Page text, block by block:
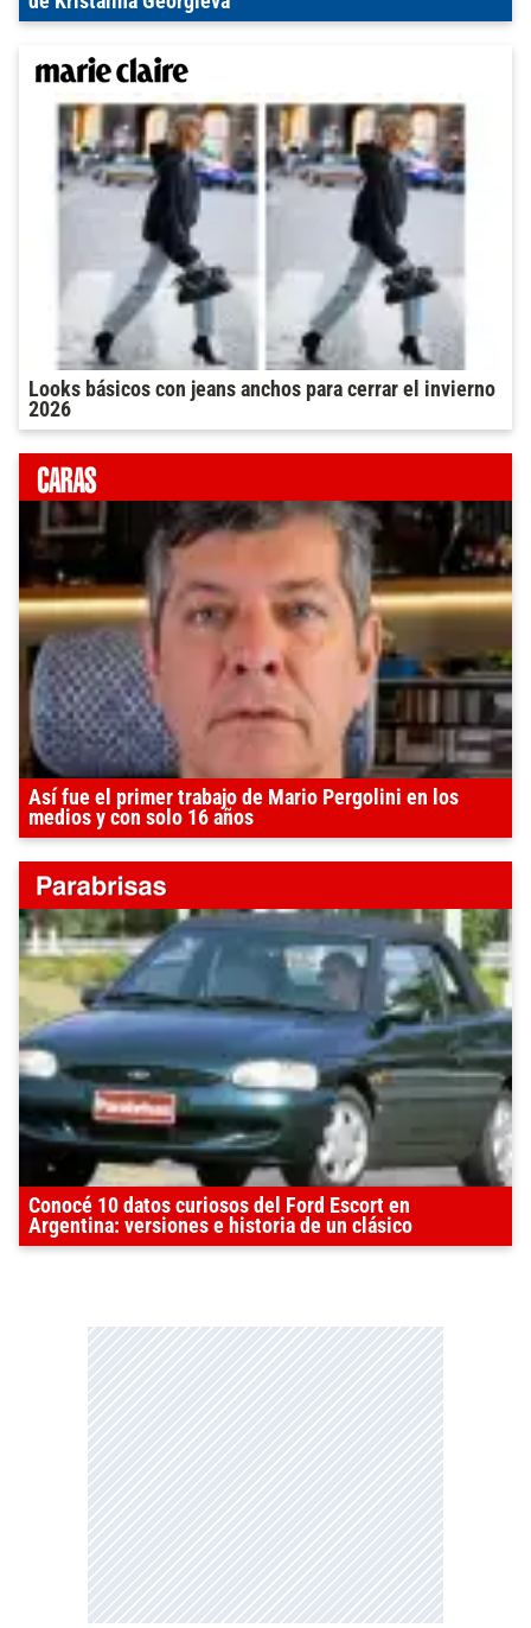
Looks básicos con jeans anchos para cerrar el invierno
2026
Así fue el primer trabajo de Mario Pergolini en los
medios y con solo 16 años
Conocé 10 datos curiosos del Ford Escort en
Argentina: versiones e historia de un clásico